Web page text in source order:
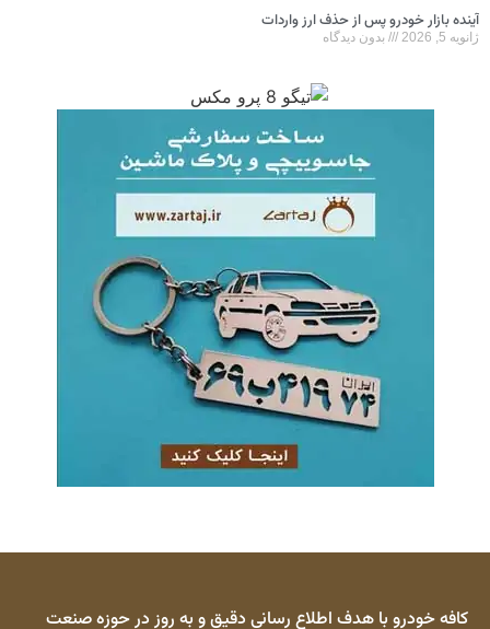
آینده بازار خودرو پس از حذف ارز واردات
ژانویه 5, 2026 بدون دیدگاه
کافه خودرو با هدف اطلاع رسانی دقیق و به روز در حوزه صنعت